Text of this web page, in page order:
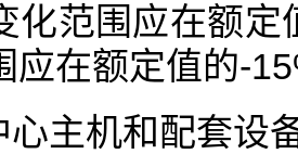
化范围应在额
应在额定值的-
心主机和配套设